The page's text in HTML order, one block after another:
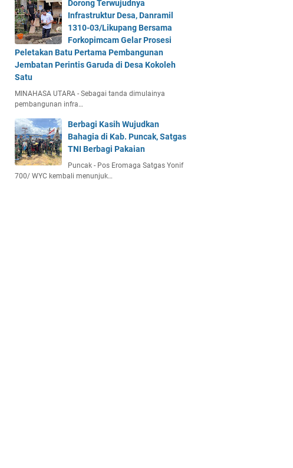
Dorong Terwujudnya
Infrastruktur Desa, Danramil
1310-03/Likupang Bersama
Forkopimcam Gelar Prosesi
Peletakan Batu Pertama Pembangunan
Jembatan Perintis Garuda di Desa Kokoleh
Satu
MINAHASA UTARA - Sebagai tanda dimulainya
pembangunan infra…
Berbagi Kasih Wujudkan
Bahagia di Kab. Puncak, Satgas
TNI Berbagi Pakaian
Puncak - Pos Eromaga Satgas Yonif
700/ WYC kembali menunjuk…